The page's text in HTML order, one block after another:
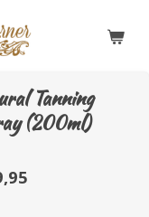
Tanning
(200ml)